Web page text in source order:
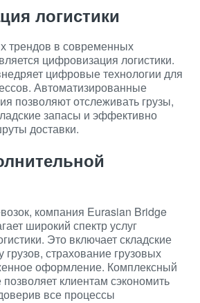
логистики
трендов в современных
цифровизация логистики.
цифровые технологии для
Автоматизированные
позволяют отслеживать грузы,
запасы и эффективно
доставки.
компания Eurasian Bridge
широкий спектр услуг
Это включает складские
грузов, страхование грузовых
оформление. Комплексный
позволяет клиентам сэкономить
все процессы